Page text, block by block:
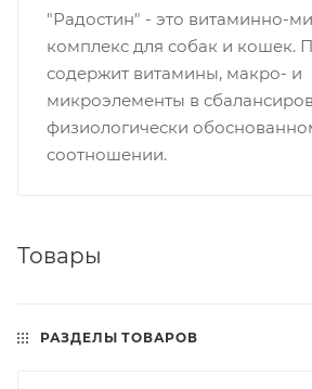
"Радостин" - это витаминно-
комплекс для собак и кошек.
содержит витамины, макро- и
микроэлементы в
физиологически
соотношении.
Товары
РАЗДЕЛЫ ТОВАРОВ